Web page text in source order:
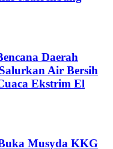
Daerah
Air Bersih
Ekstrim El
Musyda KKG